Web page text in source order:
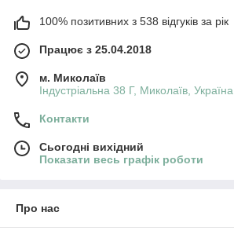
100% позитивних з 538 відгуків за рік
Працює з 25.04.2018
м. Миколаїв
Індустріальна 38 Г, Миколаїв, Україна
Контакти
Сьогодні вихідний
Показати весь графік роботи
Про нас